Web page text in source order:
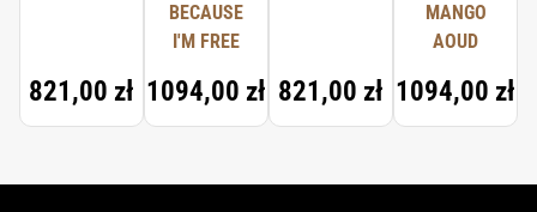
821,00 zł
BECAUSE
I'M FREE
1094,00 zł 821,00 zł
MANGO
AOUD
1094,00 zł